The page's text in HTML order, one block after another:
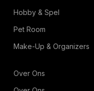
Hobby & Spel
Pet Room
Make-Up & Organizers
Over Ons